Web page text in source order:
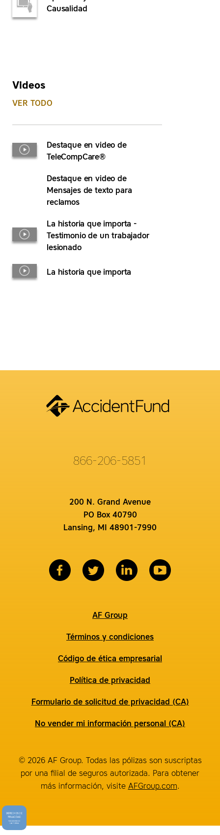
Causalidad
Videos
VER TODO
Destaque en video de
TeleCompCare®
Destaque en video de
Mensajes de texto para
reclamos
La historia que importa -
Testimonio de un trabajador
lesionado
La historia que importa
866-206-5851
200 N. Grand Avenue
PO Box 40790
Lansing, MI 48901-7990
AF Group
Términos y condiciones
Código de ética empresarial
Política de privacidad
Formulario de solicitud de privacidad (CA)
No vender mi información personal (CA)
© 2026 AF Group. Todas las pólizas son suscriptas
por una filial de seguros autorizada. Para obtener
más información, visite AFGroup.com.